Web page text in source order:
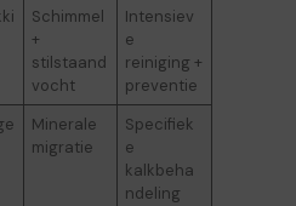
Schimmel
+
stilstaand
vocht
Intensiev
e
reiniging +
preventie
Minerale
migratie
Specifiek
e
kalkbeha
ndeling